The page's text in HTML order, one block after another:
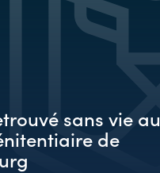
sans vie au
de